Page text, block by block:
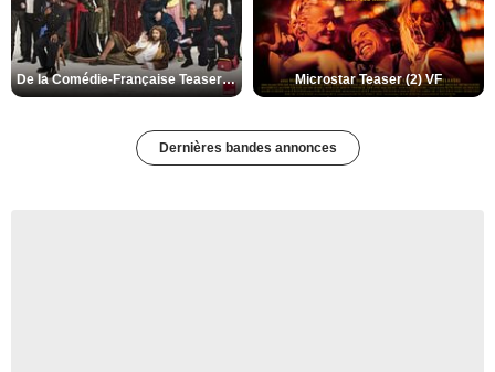
De la Comédie-Française Teaser (3) VF Microstar Teaser (2) VF
Dernières bandes annonces